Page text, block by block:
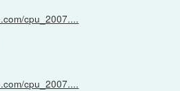
cpu_2007....
cpu_2007....